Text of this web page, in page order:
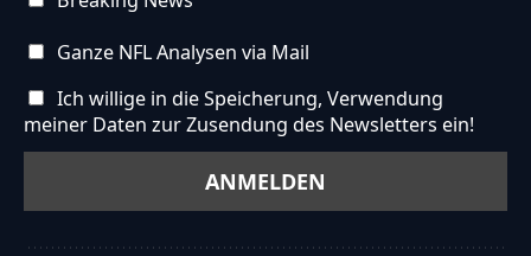
Ganze NFL Analysen via Mail
Ich willige in die Speicherung, Verwendung
meiner Daten zur Zusendung des Newsletters ein!